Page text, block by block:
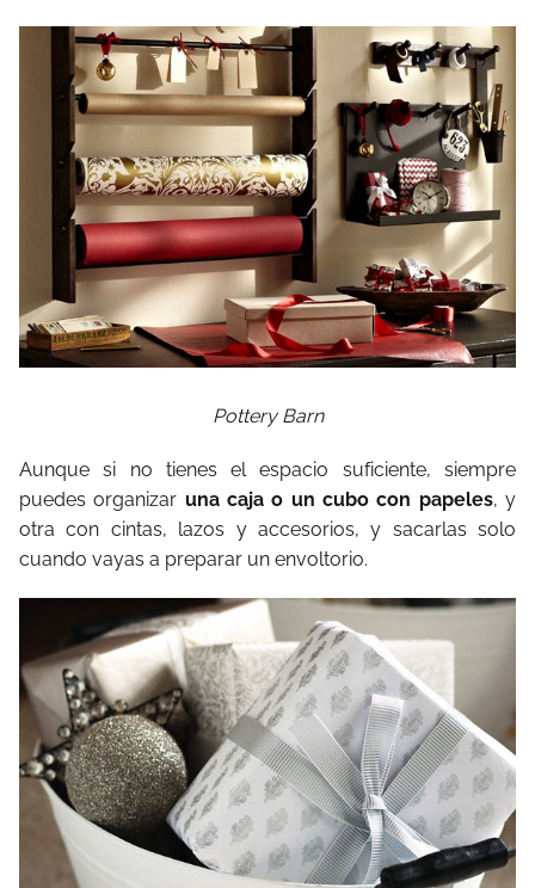
Pottery Barn
Aunque si no tienes el espacio suficiente, siempre
puedes organizar una caja o un cubo con papeles, y
otra con cintas, lazos y accesorios, y sacarlas solo
cuando vayas a preparar un envoltorio.